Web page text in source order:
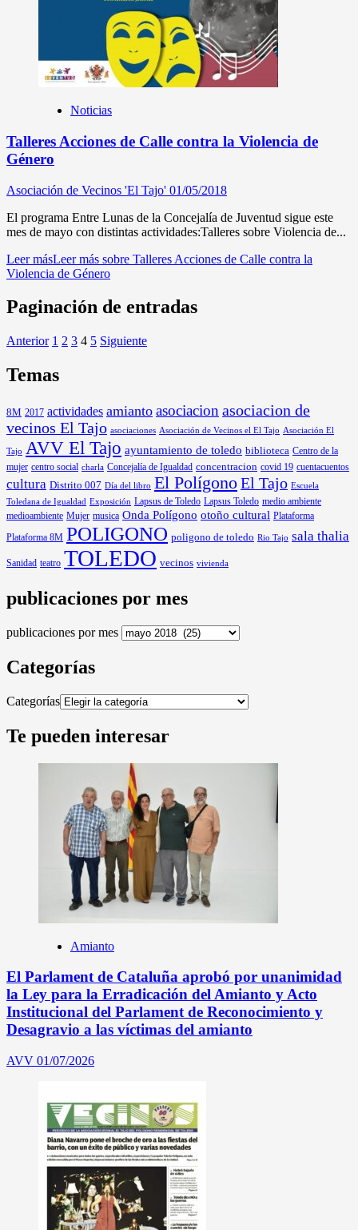
Noticias
Talleres Acciones de Calle contra la Violencia de
Género
Asociación de Vecinos 'El Tajo' 01/05/2018
El programa Entre Lunas de la Concejalía de Juventud sigue este
mes de mayo con distintas actividades:Talleres sobre Violencia de...
Leer másLeer más sobre Talleres Acciones de Calle contra la
Violencia de Género
Paginación de entradas
Anterior 1 2 3 4 5 Siguiente
Temas
8M 2017 actividades amianto asociacion asociacion de
vecinos El Tajo asociaciones Asociación de Vecinos el El Tajo Asociación El
Tajo AVV El Tajo ayuntamiento de toledo biblioteca Centro de la
mujer centro social charla Concejalía de Igualdad concentracion covid 19 cuentacuentos
cultura Distrito 007 Día del libro El PolígonoEl Tajo Escuela
Toledana de Igualdad Exposición Lapsus de Toledo Lapsus Toledo medio ambiente
medioambiente Mujer musica Onda Polígono otoño cultural Plataforma
Plataforma 8M POLIGONO poligono de toledo Rio Tajo sala thalia
Sanidad teatro TOLEDO vecinos vivienda
publicaciones por mes
publicaciones por mes
Categorías
Categorías
Te pueden interesar
Amianto
El Parlament de Cataluña aprobó por unanimidad
la Ley para la Erradicación del Amianto y Acto
Institucional del Parlament de Reconocimiento y
Desagravio a las víctimas del amianto
AVV 01/07/2026